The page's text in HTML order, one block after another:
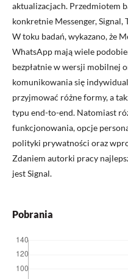
aktualizacjach. Przedmiotem
konkretnie Messenger, Signal,
W toku badań, wykazano, że
WhatsApp mają wiele
bezpłatnie w wersji mobilnej
komunikowania się
przyjmować różne formy, a
typu end-to-end. Natomiast
funkcjonowania, opcje
polityki prywatności oraz
Zdaniem autorki pracy
jest Signal.
Pobrania